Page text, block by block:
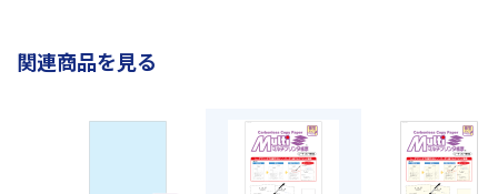
い。
※ 発色した文字の上から蛍光ペンでの書き込
状態で保管してください。
関連商品を見る